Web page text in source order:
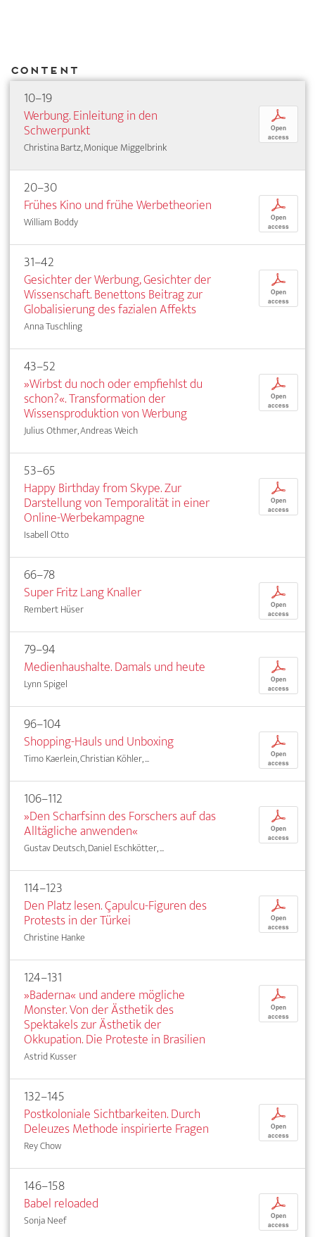
Content
10–19
Werbung. Einleitung in den
Schwerpunkt
Christina Bartz, Monique Miggelbrink
p
Open
access
20–30
Frühes Kino und frühe Werbetheorien
William Boddy
p
Open
access
31–42
Gesichter der Werbung, Gesichter der
Wissenschaft. Benettons Beitrag zur
Globalisierung des fazialen Affekts
Anna Tuschling
p
Open
access
43–52
»Wirbst du noch oder empfiehlst du
schon?«. Transformation der
Wissensproduktion von Werbung
Julius Othmer, Andreas Weich
p
Open
access
53–65
Happy Birthday from Skype. Zur
Darstellung von Temporalität in einer
Online-Werbekampagne
Isabell Otto
p
Open
access
66–78
Super Fritz Lang Knaller
Rembert Hüser
p
Open
access
79–94
Medienhaushalte. Damals und heute
Lynn Spigel
p
Open
access
96–104
Shopping-Hauls und Unboxing
Timo Kaerlein, Christian Köhler, ...
p
Open
access
106–112
»Den Scharfsinn des Forschers auf das
Alltägliche anwenden«
Gustav Deutsch, Daniel Eschkötter, ...
p
Open
access
114–123
Den Platz lesen. Çapulcu-Figuren des
Protests in der Türkei
Christine Hanke
p
Open
access
124–131
»Baderna« und andere mögliche
Monster. Von der Ästhetik des
Spektakels zur Ästhetik der
Okkupation. Die Proteste in Brasilien
Astrid Kusser
p
Open
access
132–145
Postkoloniale Sichtbarkeiten. Durch
Deleuzes Methode inspirierte Fragen
Rey Chow
p
Open
access
146–158
Babel reloaded
Sonja Neef
p
Open
access